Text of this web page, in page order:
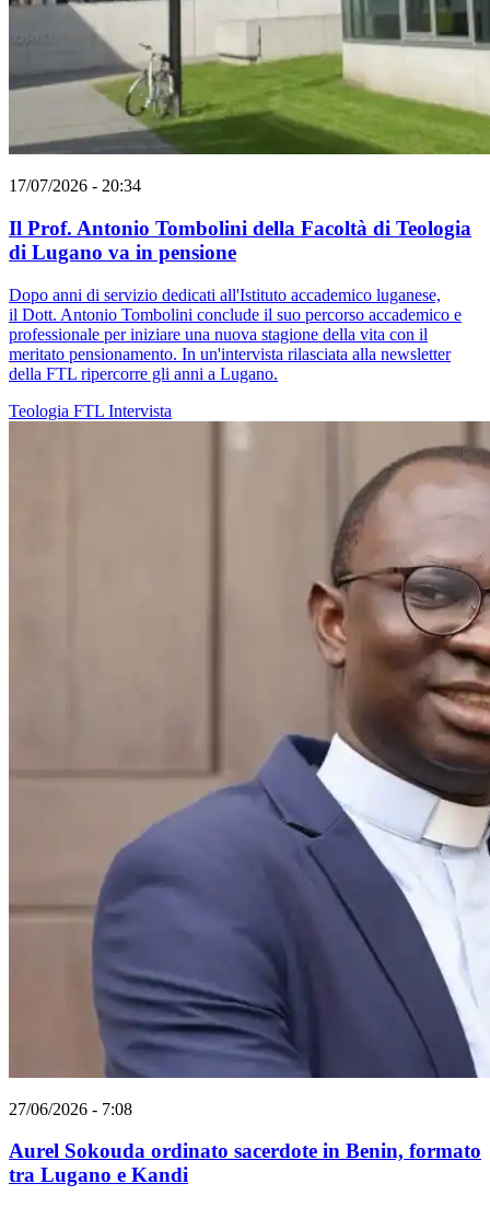
17/07/2026 - 20:34
Il Prof. Antonio Tombolini della Facoltà di Teologia
di Lugano va in pensione
Dopo anni di servizio dedicati all'Istituto accademico luganese,
il Dott. Antonio Tombolini conclude il suo percorso accademico e
professionale per iniziare una nuova stagione della vita con il
meritato pensionamento. In un'intervista rilasciata alla newsletter
della FTL ripercorre gli anni a Lugano.
Teologia FTL Intervista
27/06/2026 - 7:08
Aurel Sokouda ordinato sacerdote in Benin, formato
tra Lugano e Kandi